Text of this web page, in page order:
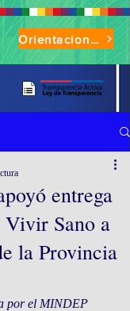
Orientaciones de Uso Parque Oasis
entrega
Vivir Sano a
la Provincia
por el MINDEP